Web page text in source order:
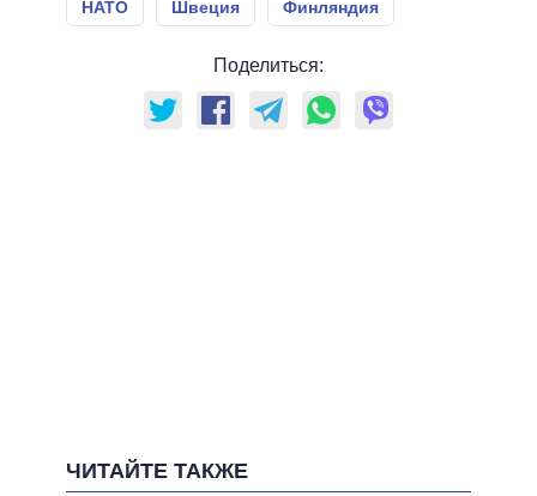
НАТО Швеция Финляндия
Поделиться:
ЧИТАЙТЕ ТАКЖЕ